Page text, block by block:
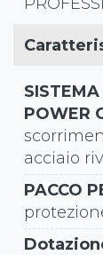
POWER
acciaio
PACCO